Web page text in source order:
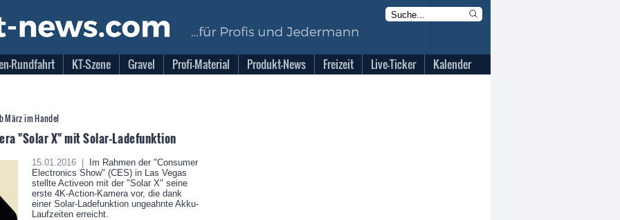
Rundfahrt KT-Szene Gravel Profi-Material Produkt-News Freizeit Live-Ticker Kalender
März im Handel
"Solar X" mit Solar-Ladefunktion
15.01.2016 |
Im Rahmen der "Consumer
Electronics Show" (CES) in Las Vegas
stellte Activeon mit der "Solar X" seine
erste 4K-Action-Kamera vor, die dank
einer Solar-Ladefunktion ungeahnte Akku-
Laufzeiten erreicht.